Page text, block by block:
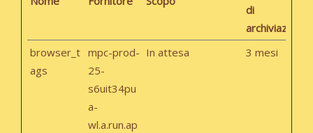
di
archiviazione
browser_t
ags
mpc-prod-
25-
s6uit34pu
a-
wl.a.run.ap
In attesa 3 mesi